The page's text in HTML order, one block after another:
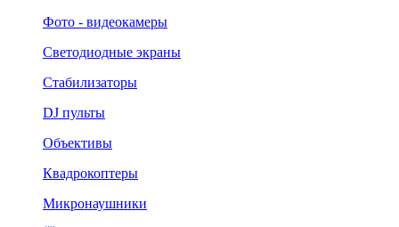
Фото - видеокамеры
Светодиодные экраны
Стабилизаторы
DJ пульты
Объективы
Квадрокоптеры
Микронаушники